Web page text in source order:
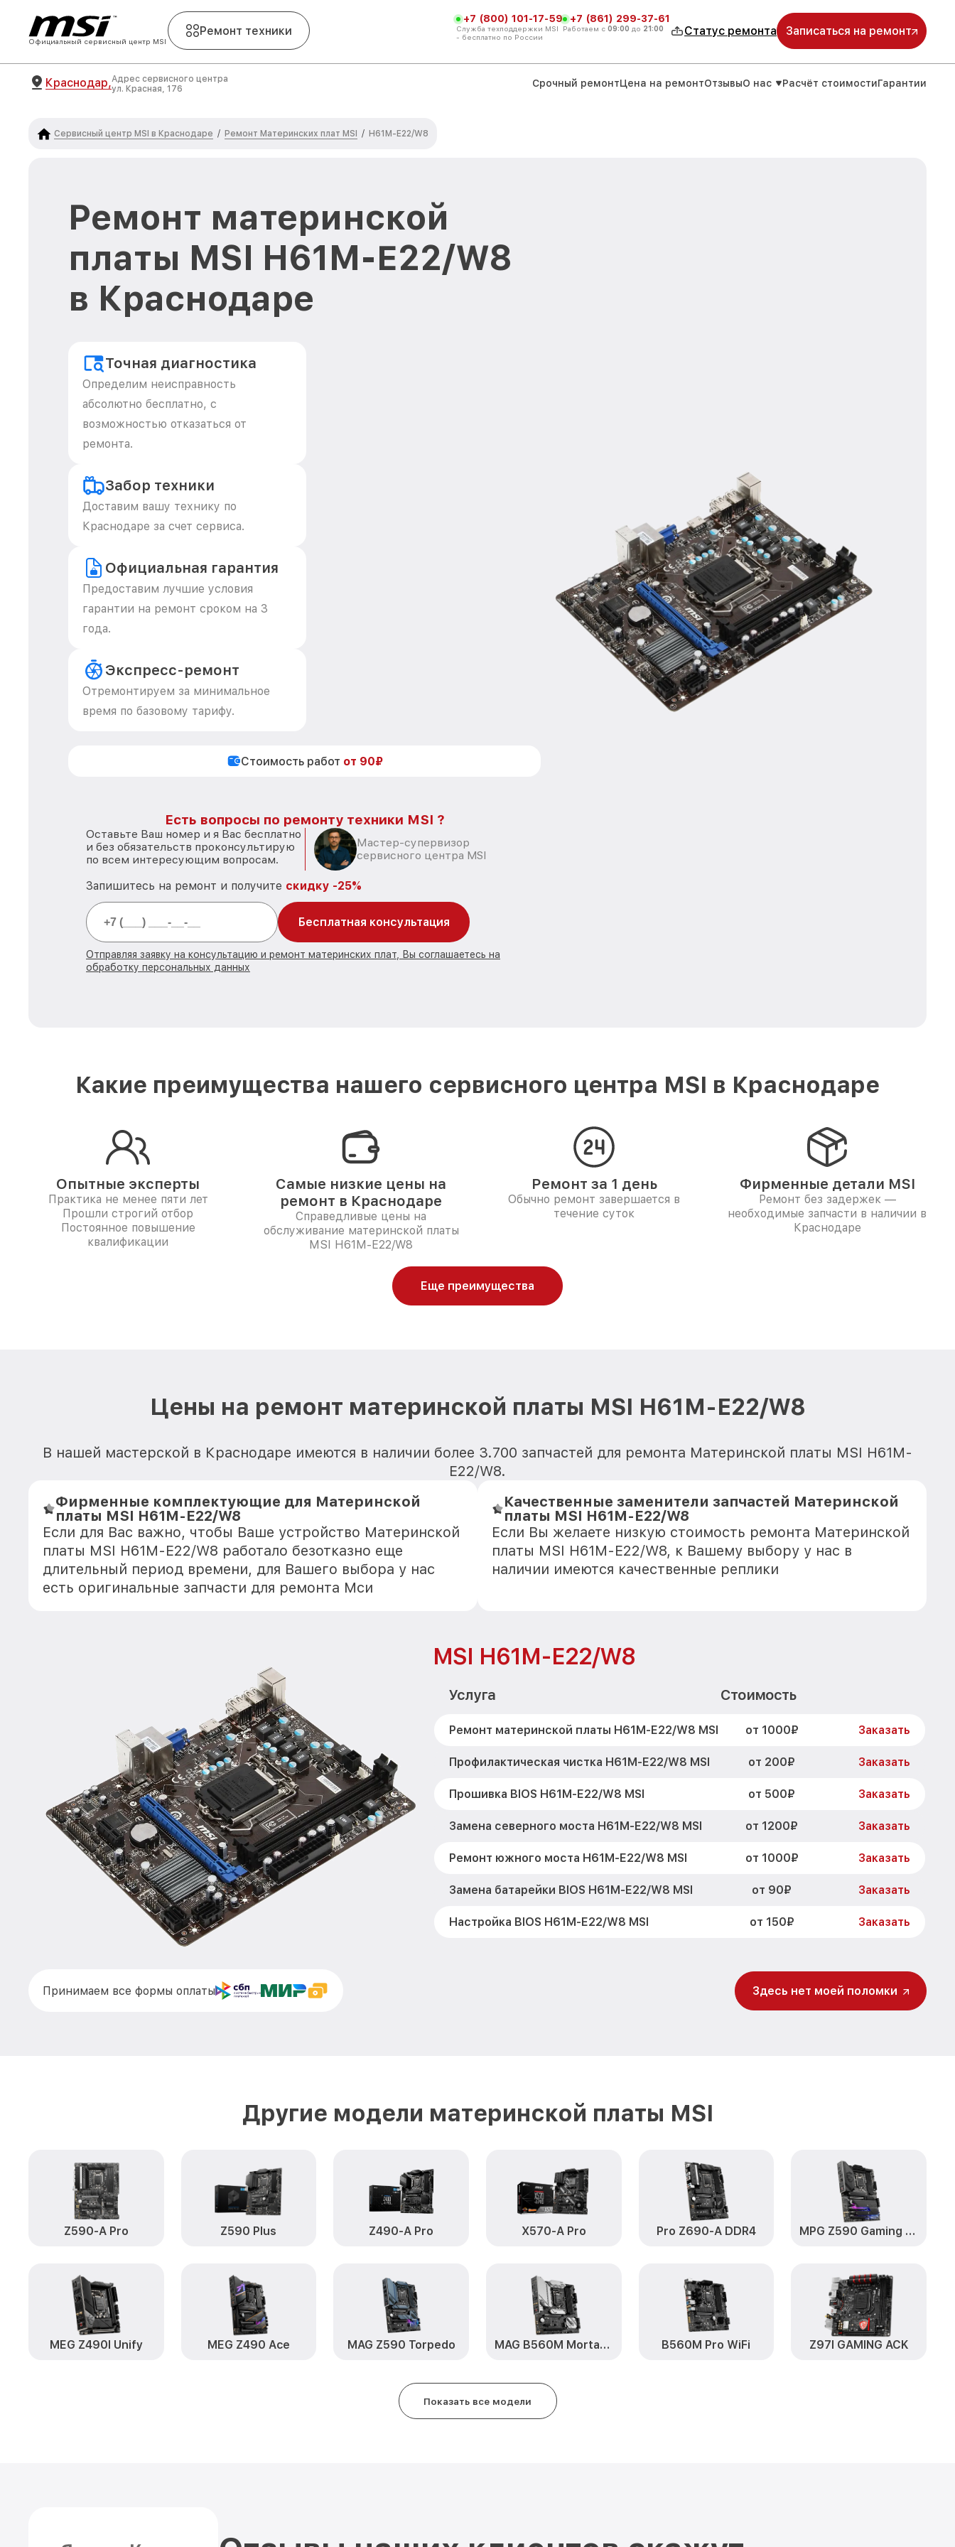
Официальный сервисный центр MSI
Ремонт техники
+7 (800) 101-17-59
Служба техподдержки MSI
- бесплатно по России
+7 (861) 299-37-61
Работаем с 09:00 до 21:00 Статус ремонта Записаться на ремонт
Краснодар,Адрес сервисного центра
ул. Красная, 176
Срочный ремонтЦена на ремонтОтзывыО нас Расчёт стоимостиГарантии
Сервисный центр MSI в Краснодаре / Ремонт Материнских плат MSI / H61M-E22/W8
Ремонт материнской
платы MSI H61M-E22/W8
в Краснодаре
Точная диагностика
Определим неисправность
абсолютно бесплатно, с
возможностью отказаться от
ремонта.
Забор техники
Доставим вашу технику по
Краснодаре за счет сервиса.
Официальная гарантия
Предоставим лучшие условия
гарантии на ремонт сроком на 3
года.
Экспресс-ремонт
Отремонтируем за минимальное
время по базовому тарифу.
Стоимость работ от 90₽
Есть вопросы по ремонту техники MSI ?
Оставьте Ваш номер и я Вас бесплатно
и без обязательств проконсультирую
по всем интересующим вопросам.
Мастер-супервизор
сервисного центра MSI
Запишитесь на ремонт и получите скидку -25%
Бесплатная консультация
Отправляя заявку на консультацию и ремонт материнских плат, Вы соглашаетесь на
обработку персональных данных
Какие преимущества нашего сервисного центра MSI в Краснодаре
Опытные эксперты
Практика не менее пяти лет
Прошли строгий отбор
Постоянное повышение
квалификации
Самые низкие цены на
ремонт в Краснодаре
Справедливые цены на
обслуживание материнской платы
MSI H61M-E22/W8
Ремонт за 1 день
Обычно ремонт завершается в
течение суток
Фирменные детали MSI
Ремонт без задержек —
необходимые запчасти в наличии в
Краснодаре
Еще преимущества
Цены на ремонт материнской платы MSI H61M-E22/W8
В нашей мастерской в Краснодаре имеются в наличии более 3.700 запчастей для ремонта Материнской платы MSI H61M-
E22/W8.
Фирменные комплектующие для Материнской
платы MSI H61M-E22/W8
Если для Вас важно, чтобы Ваше устройство Материнской
платы MSI H61M-E22/W8 работало безотказно еще
длительный период времени, для Вашего выбора у нас
есть оригинальные запчасти для ремонта Мси
Качественные заменители запчастей Материнской
платы MSI H61M-E22/W8
Если Вы желаете низкую стоимость ремонта Материнской
платы MSI H61M-E22/W8, к Вашему выбору у нас в
наличии имеются качественные реплики
MSI H61M-E22/W8
Услуга Стоимость
Ремонт материнской платы H61M-E22/W8 MSI от 1000₽ Заказать
Профилактическая чистка H61M-E22/W8 MSI от 200₽ Заказать
Прошивка BIOS H61M-E22/W8 MSI от 500₽ Заказать
Замена северного моста H61M-E22/W8 MSI от 1200₽ Заказать
Ремонт южного моста H61M-E22/W8 MSI от 1000₽ Заказать
Замена батарейки BIOS H61M-E22/W8 MSI от 90₽ Заказать
Настройка BIOS H61M-E22/W8 MSI от 150₽ Заказать
Принимаем все формы оплаты Здесь нет моей поломки
Другие модели материнской платы MSI
Z590-A Pro Z590 Plus Z490-A Pro X570-A Pro Pro Z690-A DDR4 MPG Z590 Gaming Plus
MEG Z490I Unify MEG Z490 Ace MAG Z590 Torpedo MAG B560M Mortar WiFi B560M Pro WiFi Z97I GAMING ACK
Показать все модели